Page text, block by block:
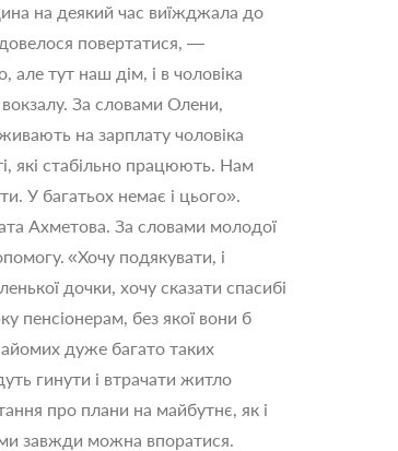
на деякий час виїжджала до
повертатися, —
тут наш дім, і в чоловіка
За словами Олени,
на зарплату чоловіка
які стабільно працюють. Нам
У багатьох немає і цього».
Ахметова. За словами молодої
«Хочу подякувати, і
дочки, хочу сказати спасибі
пенсіонерам, без якої вони б
дуже багато таких
гинути і втрачати житло
про плани на майбутнє, як і
завжди можна впоратися.